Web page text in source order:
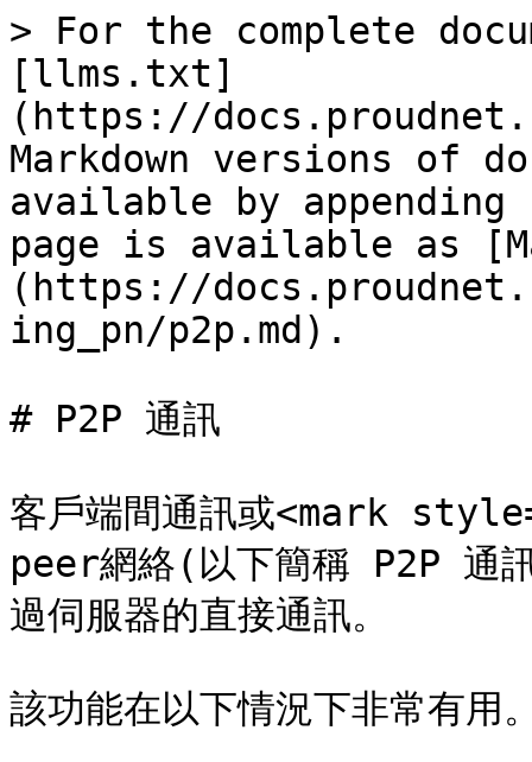
> For the complete
[llms.txt]
(https://
Markdown versions of
available by
page is available as
(https://
ing_pn/p2p.md).
# P2P 通訊
客戶端間通訊或<mark
peer網絡(以下簡稱 P2P 通
過伺服器的直接通訊。
該功能在以下情況下非常有用